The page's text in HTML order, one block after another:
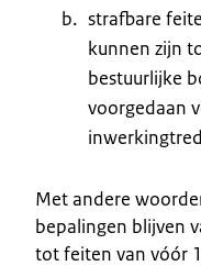
strafbare
kunnen zijn
bestuurlijke
voorgedaan
Met andere
bepalingen blijven
tot feiten van vóór